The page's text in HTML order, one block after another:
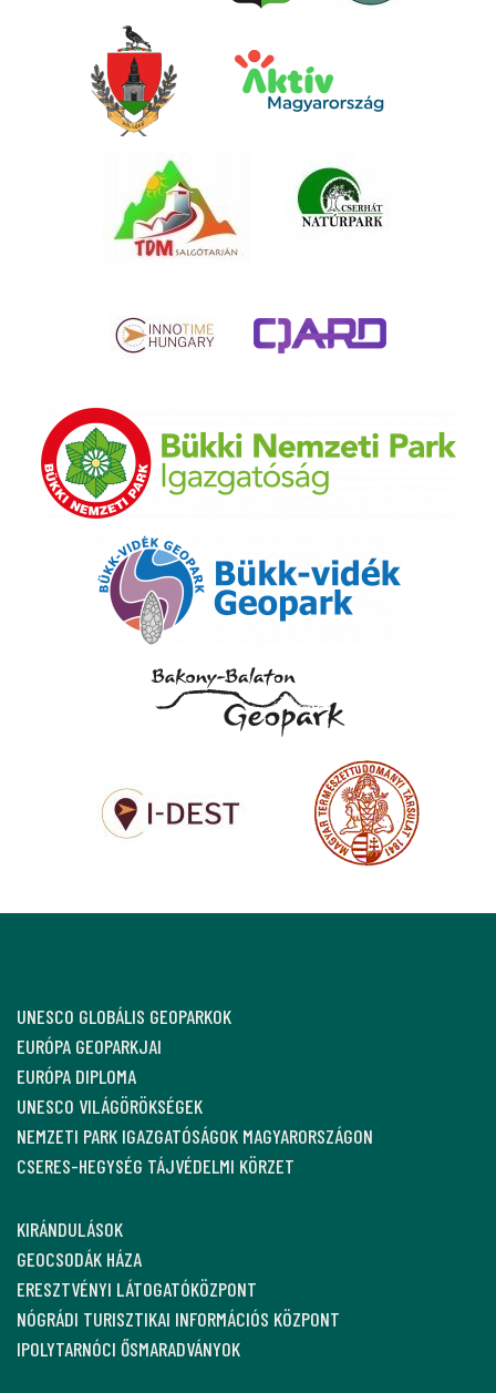
UNESCO GLOBÁLIS GEOPARKOK
EURÓPA GEOPARKJAI
EURÓPA DIPLOMA
UNESCO VILÁGÖRÖKSÉGEK
NEMZETI PARK IGAZGATÓSÁGOK MAGYARORSZÁGON
CSERES-HEGYSÉG TÁJVÉDELMI KÖRZET
KIRÁNDULÁSOK
GEOCSODÁK HÁZA
ERESZTVÉNYI LÁTOGATÓKÖZPONT
NÓGRÁDI TURISZTIKAI INFORMÁCIÓS KÖZPONT
IPOLYTARNÓCI ŐSMARADVÁNYOK